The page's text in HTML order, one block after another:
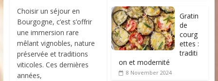
Choisir un séjour en
Bourgogne, c’est s’offrir
une immersion rare
mêlant vignobles, nature
préservée et traditions
viticoles. Ces dernières
années,
Gratin
de
courg
ettes :
traditi
on et modernité
8 November 2024